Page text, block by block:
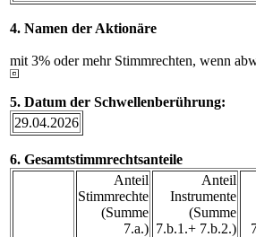
4. Namen der Aktionäre
mit 3% oder mehr Stimmrechten, wenn
5. Datum der Schwellenberührung:
29.04.2026
6. Gesamtstimmrechtsanteile
Anteil
Stimmrechte
(Summe
7.a.)
Anteil
Instrumente
(Summe
7.b.1.+ 7.b.2.)